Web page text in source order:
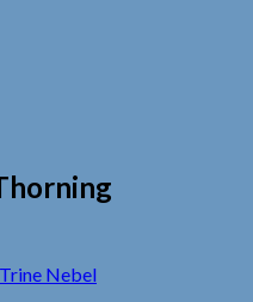
Trine Nebel